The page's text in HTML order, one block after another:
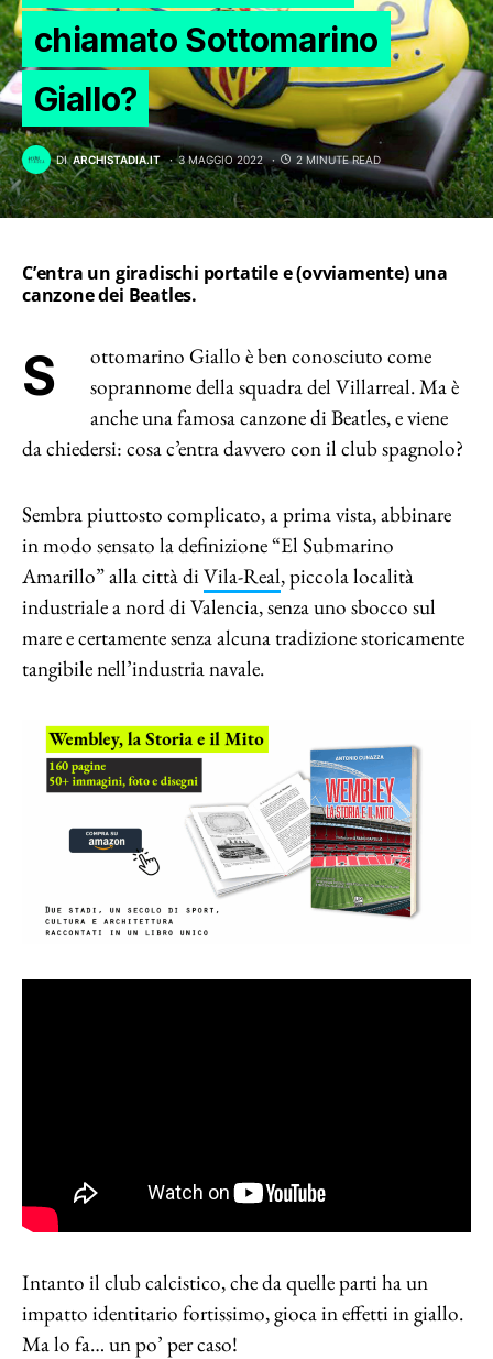
chiamato Sottomarino
Giallo?
DI ARCHISTADIA.IT 3 MAGGIO 2022 2 MINUTE READ
C’entra un giradischi portatile e (ovviamente) una
canzone dei Beatles.
Sottomarino Giallo è ben conosciuto come
soprannome della squadra del Villarreal. Ma è
anche una famosa canzone di Beatles, e viene
da chiedersi: cosa c’entra davvero con il club spagnolo?
Sembra piuttosto complicato, a prima vista, abbinare
in modo sensato la definizione “El Submarino
Amarillo” alla città diVila-Real, piccola località
industriale a nord di Valencia, senza uno sbocco sul
mare e certamente senza alcuna tradizione storicamente
tangibile nell’industria navale.
Intanto il club calcistico, che da quelle parti ha un
impatto identitario fortissimo, gioca in effetti in giallo.
Ma lo fa… un po’ per caso!